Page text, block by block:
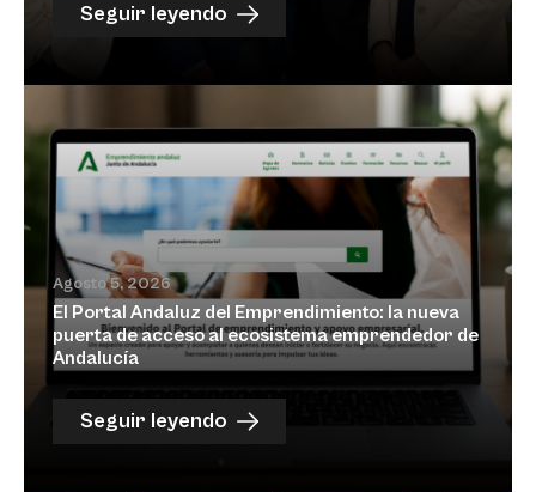
Seguir leyendo
Agosto 5, 2026
El Portal Andaluz del Emprendimiento: la nueva
puerta de acceso al ecosistema emprendedor de
Andalucía
Seguir leyendo